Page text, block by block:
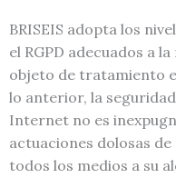
BRISEIS adopta los
el RGPD adecuados a
objeto de tratamiento
lo anterior, la
Internet no es
actuaciones dolosas
todos los medios a su